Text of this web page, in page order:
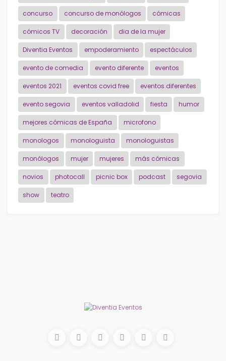
concurso concurso de monólogos cómicas
cómicos TV decoración dia de la mujer
Diventia Eventos empoderamiento espectáculos
evento de comedia evento diferente eventos
eventos 2021 eventos covid free eventos diferentes
evento segovia eventos valladolid fiesta humor
mejores cómicas de España microfono
monologos monologuista monologuistas
monólogos mujer mujeres más cómicas
novios photocall picnic box podcast segovia
show teatro